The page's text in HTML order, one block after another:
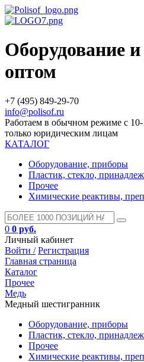
Оборудование
оптом
+7 (495) 849-29-70
info@polisof.ru
Работаем в обычном режиме с
только юридическим лицам
КАТАЛОГ
Оборудование, приборы
Пластик, стекло,
Прочее
Химические реактивы,
0 0 руб.
Личный кабинет
Войти / Регистрация
Главная страница
Каталог
Прочее
Медь
Медный шестигранник
Оборудование, приборы
Пластик, стекло,
Прочее
Химические реактивы,